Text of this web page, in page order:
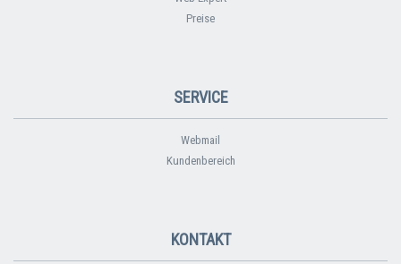
Preise
SERVICE
Webmail
Kundenbereich
KONTAKT